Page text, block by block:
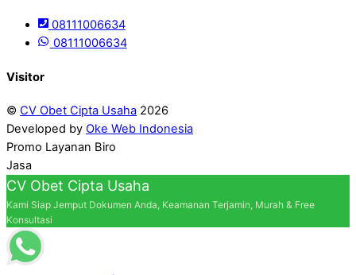
08111006634
08111006634
Visitor
© CV Obet Cipta Usaha 2026
Developed by Oke Web Indonesia
Promo Layanan Biro
Jasa
CV Obet Cipta Usaha
Kami Siap Jemput Dokumen Anda, Keamanan Terjamin, Murah & Free
Konsultasi